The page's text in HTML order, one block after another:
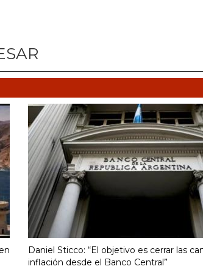
Daniel Sticco: “El objetivo es cerrar las
inflación desde el Banco Central”